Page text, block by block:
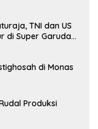
TNI dan US
di Super Garuda
di Monas
Produksi